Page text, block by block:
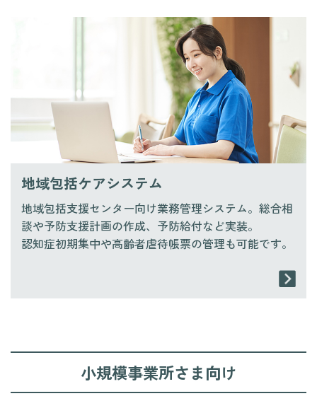
地域包括ケアシステム
地域包括支援センター向け業務管理システム。総合相
談や予防支援計画の作成、予防給付など実装。
認知症初期集中や高齢者虐待帳票の管理も可能です。
小規模事業所さま向け